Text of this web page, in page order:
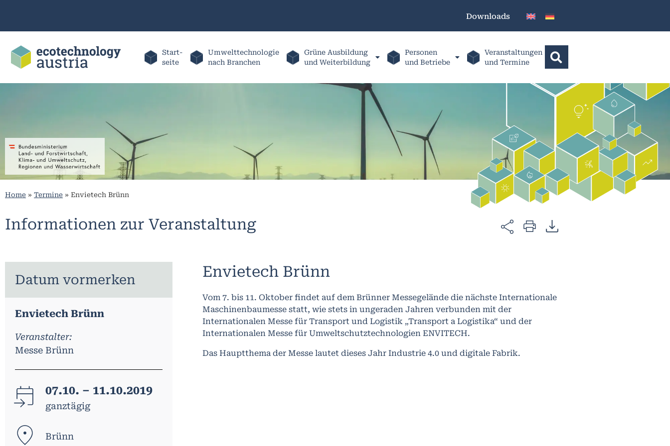
Downloads
Start-
seite
Umwelttechnologie
nach Branchen
Grüne Ausbildung
und Weiterbildung
Personen
und Betriebe
Veranstaltungen
und Termine
Home » Termine » Envietech Brünn
Informationen zur Veranstaltung
Datum vormerken
Envietech Brünn
Veranstalter:
Messe Brünn
07.10. – 11.10.2019
ganztägig
Brünn
Envietech Brünn
Vom 7. bis 11. Oktober findet auf dem Brünner Messegelände die nächste Internationale
Maschinenbaumesse statt, wie stets in ungeraden Jahren verbunden mit der
Internationalen Messe für Transport und Logistik „Transport a Logistika“ und der
Internationalen Messe für Umweltschutztechnologien ENVITECH.
Das Hauptthema der Messe lautet dieses Jahr Industrie 4.0 und digitale Fabrik.